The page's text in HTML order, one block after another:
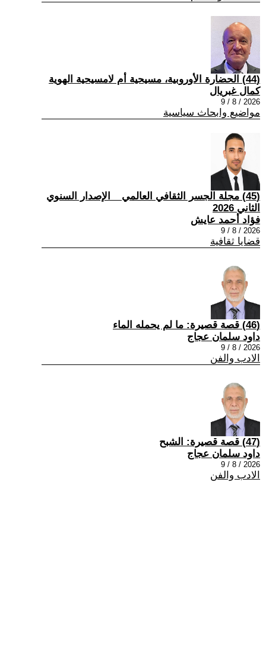
(44) الحضارة الأوروبية، مسيحية أم لامسيحية الهوية
كمال غبريال
2026 / 8 / 9
مواضيع وابحاث سياسية
(45) مجلة الجسر الثقافي العالمي _ الإصدار السنوي
الثاني 2026
فؤاد أحمد عايش
2026 / 8 / 9
قضايا ثقافية
(46) قصة قصيرة: ما لم يحمله الماء
داود سلمان عجاج
2026 / 8 / 9
الادب والفن
(47) قصة قصيرة: الشبح
داود سلمان عجاج
2026 / 8 / 9
الادب والفن